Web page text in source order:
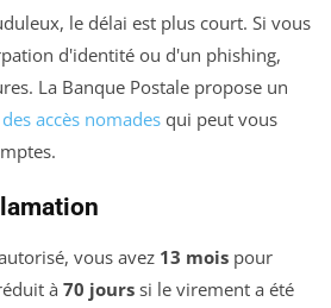
le délai est plus court. Si vous
d'identité ou d'un phishing,
La Banque Postale propose un
accès nomades qui peut vous
vous avez 13 mois pour
à 70 jours si le virement a été